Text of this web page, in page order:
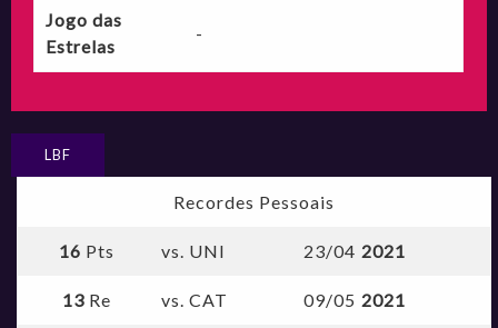
Jogo das
Estrelas
-
LBF
Recordes Pessoais
16 Pts vs. UNI 23/04 2021
13Re vs. CAT 09/05 2021